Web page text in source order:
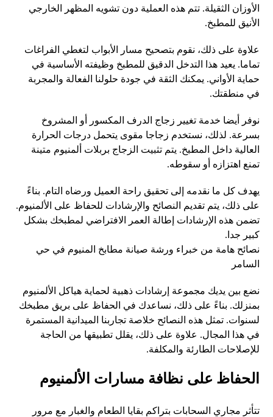
الأوزان الثقيلة. تتم هذه العملية دون تشويه المظهر الخارجي
الأنيق للمطبخ.
علاوة على ذلك، نقوم بتصحيح مسار الأبواب لتغطي الفراغات
تماما. يعيد هذا التدخل الدقيق للمطبخ وظيفته الأساسية في
حماية الأواني. يمكنك الثقة في جودة حلولنا الفعالة والمجربة
في منطقتك.
نوفر أيضا خدمة تغيير زجاج الدرف المكسور أو المشروخ
بسرعة. لذلك، نستخدم زجاجا مقوى يتحمل درجات الحرارة
العالية داخل المطبخ. يتم تثبيت الزجاج بربلات ألمنيوم متينة
تمنع اهتزازه أو سقوطه.
يهدف كل ما نقدمه إلى تحقيق راحة العميل ورضاه التام. بناءً
على ذلك، يتم تقديم النصائح والإرشادات للحفاظ على الألمنيوم.
تضمن هذه الإرشادات إطالة العمر الافتراضي لمطبخك بشكل
كبير جدا.
نصائح هامة من خبراء ورشة صيانة مطابخ المنيوم في حي
السامر
نضع بين يديك مجموعة إرشادات ذهبية لحماية هياكل الألمنيوم
بمنزلك. بناءً على ذلك، نساعدك في الحفاظ على بريق مطبخك
لسنوات. تمثل هذه النصائح خلاصة تجاربنا الميدانية المستمرة
في هذا المجال. علاوة على ذلك، يقلل تطبيقها من الحاجة
للإصلاحات الطارئة والمكلفة.
الحفاظ على نظافة مسارات الألمنيوم
تتأثر مجاري السحابات بتراكم بقايا الطعام والغبار مع مرور